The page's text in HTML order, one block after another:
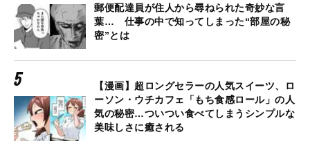
郵便配達員が住人から尋ねられた奇妙な言
葉… 仕事の中で知ってしまった“部屋の秘
密”とは
【漫画】超ロングセラーの人気スイーツ、ロ
ーソン・ウチカフェ「もち食感ロール」の人
気の秘密…ついつい食べてしまうシンプルな
美味しさに癒される